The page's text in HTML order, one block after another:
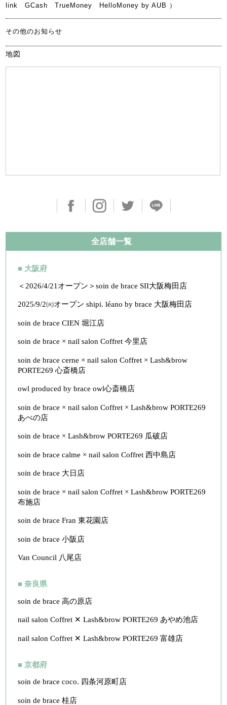
link GCash TrueMoney HelloMoney by AUB ）
その他のお知らせ
地図
全店舗一覧
■ 大阪府
＜2026/4/21オープン＞soin de brace SII大阪梅田店
2025/9/2㈫オープン shipi. léano by brace 大阪梅田店
soin de brace CIEN 堀江店
soin de brace × nail salon Coffret 今里店
soin de brace cerne × nail salon Coffret × Lash&brow
PORTE269 心斎橋店
owl produced by brace owl心斎橋店
soin de brace × nail salon Coffret × Lash&brow PORTE269
あべの店
soin de brace × Lash&brow PORTE269 瓜破店
soin de brace calme × nail salon Coffret 西中島店
soin de brace 大日店
soin de brace × nail salon Coffret × Lash&brow PORTE269
布施店
soin de brace Fran 東花園店
soin de brace 小阪店
Van Council 八尾店
■ 奈良県
soin de brace 高の原店
nail salon Coffret ✕ Lash&brow PORTE269 あやめ池店
nail salon Coffret ✕ Lash&brow PORTE269 富雄店
■ 京都府
soin de brace coco. 四条河原町店
soin de brace 桂店